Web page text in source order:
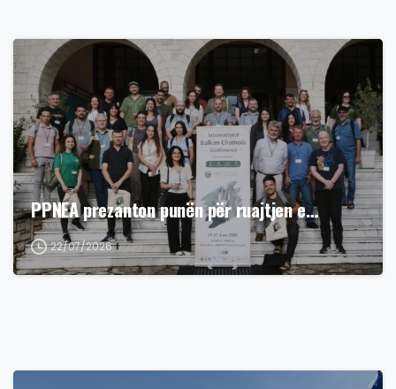
PPNEA prezanton punën për ruajtjen e…
22/07/2026